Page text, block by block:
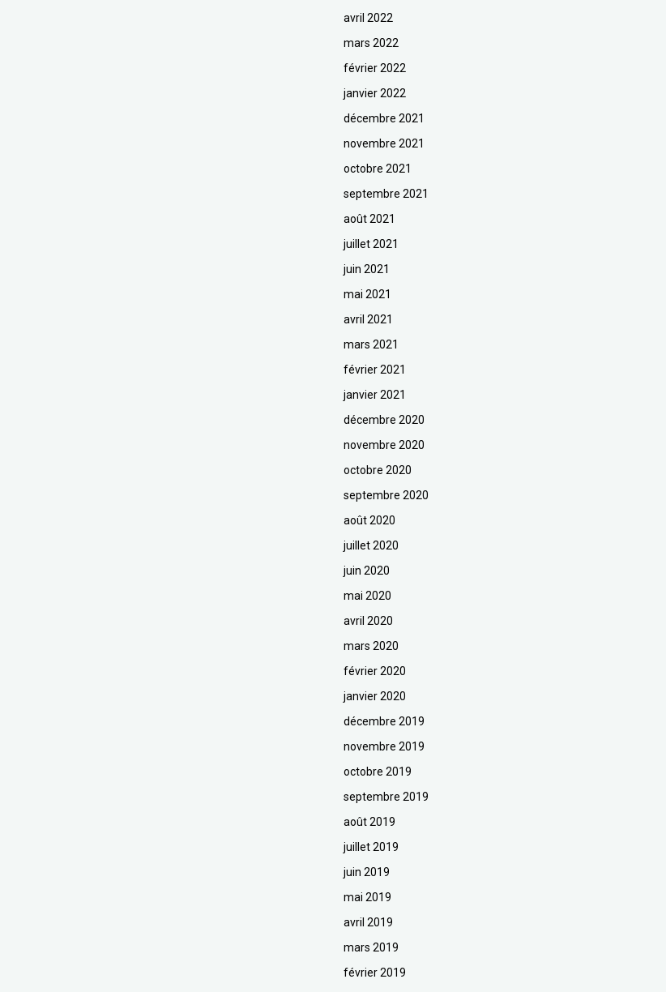
avril 2022
mars 2022
février 2022
janvier 2022
décembre 2021
novembre 2021
octobre 2021
septembre 2021
août 2021
juillet 2021
juin 2021
mai 2021
avril 2021
mars 2021
février 2021
janvier 2021
décembre 2020
novembre 2020
octobre 2020
septembre 2020
août 2020
juillet 2020
juin 2020
mai 2020
avril 2020
mars 2020
février 2020
janvier 2020
décembre 2019
novembre 2019
octobre 2019
septembre 2019
août 2019
juillet 2019
juin 2019
mai 2019
avril 2019
mars 2019
février 2019